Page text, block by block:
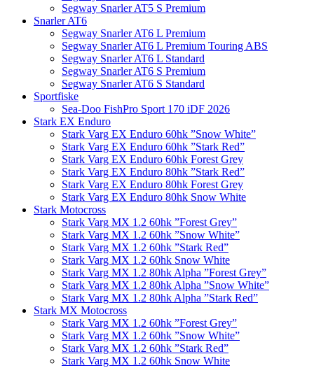
Segway Snarler AT5 S Premium
Snarler AT6
Segway Snarler AT6 L Premium
Segway Snarler AT6 L Premium Touring ABS
Segway Snarler AT6 L Standard
Segway Snarler AT6 S Premium
Segway Snarler AT6 S Standard
Sportfiske
Sea-Doo FishPro Sport 170 iDF 2026
Stark EX Enduro
Stark Varg EX Enduro 60hk ”Snow White”
Stark Varg EX Enduro 60hk ”Stark Red”
Stark Varg EX Enduro 60hk Forest Grey
Stark Varg EX Enduro 80hk ”Stark Red”
Stark Varg EX Enduro 80hk Forest Grey
Stark Varg EX Enduro 80hk Snow White
Stark Motocross
Stark Varg MX 1.2 60hk ”Forest Grey”
Stark Varg MX 1.2 60hk ”Snow White”
Stark Varg MX 1.2 60hk ”Stark Red”
Stark Varg MX 1.2 60hk Snow White
Stark Varg MX 1.2 80hk Alpha ”Forest Grey”
Stark Varg MX 1.2 80hk Alpha ”Snow White”
Stark Varg MX 1.2 80hk Alpha ”Stark Red”
Stark MX Motocross
Stark Varg MX 1.2 60hk ”Forest Grey”
Stark Varg MX 1.2 60hk ”Snow White”
Stark Varg MX 1.2 60hk ”Stark Red”
Stark Varg MX 1.2 60hk Snow White